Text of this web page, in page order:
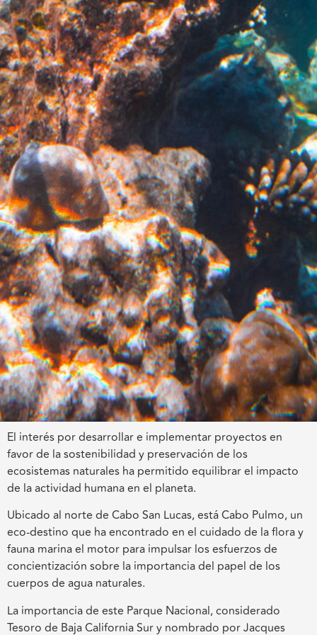
El interés por desarrollar e implementar proyectos en
favor de la sostenibilidad y preservación de los
ecosistemas naturales ha permitido equilibrar el impacto
de la actividad humana en el planeta.
Ubicado al norte de Cabo San Lucas, está Cabo Pulmo, un
eco-destino que ha encontrado en el cuidado de la flora y
fauna marina el motor para impulsar los esfuerzos de
concientización sobre la importancia del papel de los
cuerpos de agua naturales.
La importancia de este Parque Nacional, considerado
Tesoro de Baja California Sur y nombrado por Jacques